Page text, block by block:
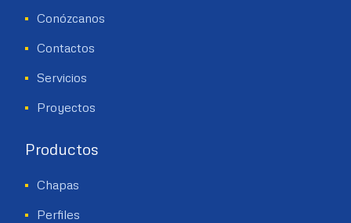
Conózcanos
Contactos
Servicios
Proyectos
Productos
Chapas
Perfiles